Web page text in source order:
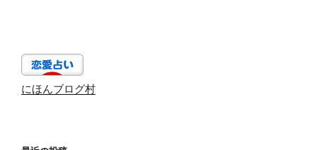
にほんブログ村